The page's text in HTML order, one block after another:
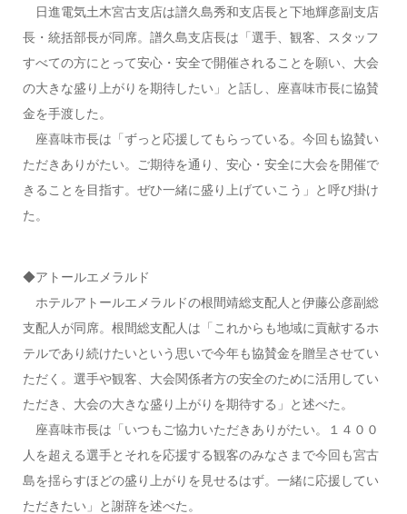
日進電気土木宮古支店は譜久島秀和支店長と下地輝彦副支店
長・統括部長が同席。譜久島支店長は「選手、観客、スタッフ
すべての方にとって安心・安全で開催されることを願い、大会
の大きな盛り上がりを期待したい」と話し、座喜味市長に協賛
金を手渡した。
座喜味市長は「ずっと応援してもらっている。今回も協賛い
ただきありがたい。ご期待を通り、安心・安全に大会を開催で
きることを目指す。ぜひ一緒に盛り上げていこう」と呼び掛け
た。
◆アトールエメラルド
ホテルアトールエメラルドの根間靖総支配人と伊藤公彦副総
支配人が同席。根間総支配人は「これからも地域に貢献するホ
テルであり続けたいという思いで今年も協賛金を贈呈させてい
ただく。選手や観客、大会関係者方の安全のために活用してい
ただき、大会の大きな盛り上がりを期待する」と述べた。
座喜味市長は「いつもご協力いただきありがたい。１４００
人を超える選手とそれを応援する観客のみなさまで今回も宮古
島を揺らすほどの盛り上がりを見せるはず。一緒に応援してい
ただきたい」と謝辞を述べた。